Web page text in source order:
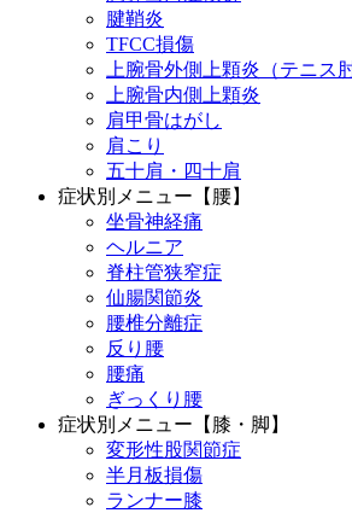
腱鞘炎
TFCC損傷
上腕骨外側上顆炎（テニス肘
上腕骨内側上顆炎
肩甲骨はがし
肩こり
五十肩・四十肩
症状別メニュー【腰】
坐骨神経痛
ヘルニア
脊柱管狭窄症
仙腸関節炎
腰椎分離症
反り腰
腰痛
ぎっくり腰
症状別メニュー【膝・脚】
変形性股関節症
半月板損傷
ランナー膝